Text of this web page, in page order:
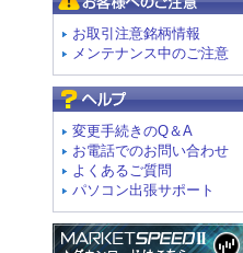
お取引注意銘柄情報
メンテナンス中のご注意
変更手続きのQ＆A
お電話でのお問い合わせ
よくあるご質問
パソコン出張サポート